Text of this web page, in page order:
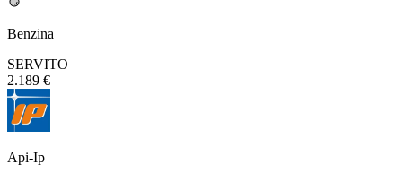
Benzina
SERVITO
2.189 €
Api-Ip